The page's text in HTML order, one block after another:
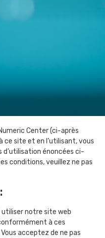
Center (ci-après
ce site et en l’utilisant, vous
énoncées ci-
conditions, veuillez ne pas
notre site web
à ces
acceptez de ne pas